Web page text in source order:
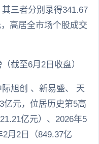
三者分别录得341.67
高居全市场个股成交
截至6月2日收盘）
旭创 、新易盛、 天
亿元，位居历史第5高
亿元）、2026年5
月2日（849.37亿